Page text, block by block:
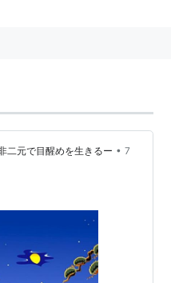
二元で目醒めを生きるー • 7